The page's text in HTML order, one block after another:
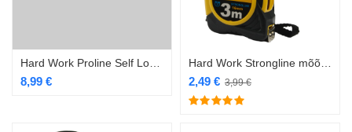
8,99 € 3,99€
2,49 €